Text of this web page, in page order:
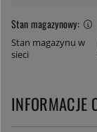
Stan magazynowy:
Stan magazynu w
sieci
INFORMACJE